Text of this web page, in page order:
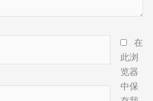
在
此浏
览器
中保